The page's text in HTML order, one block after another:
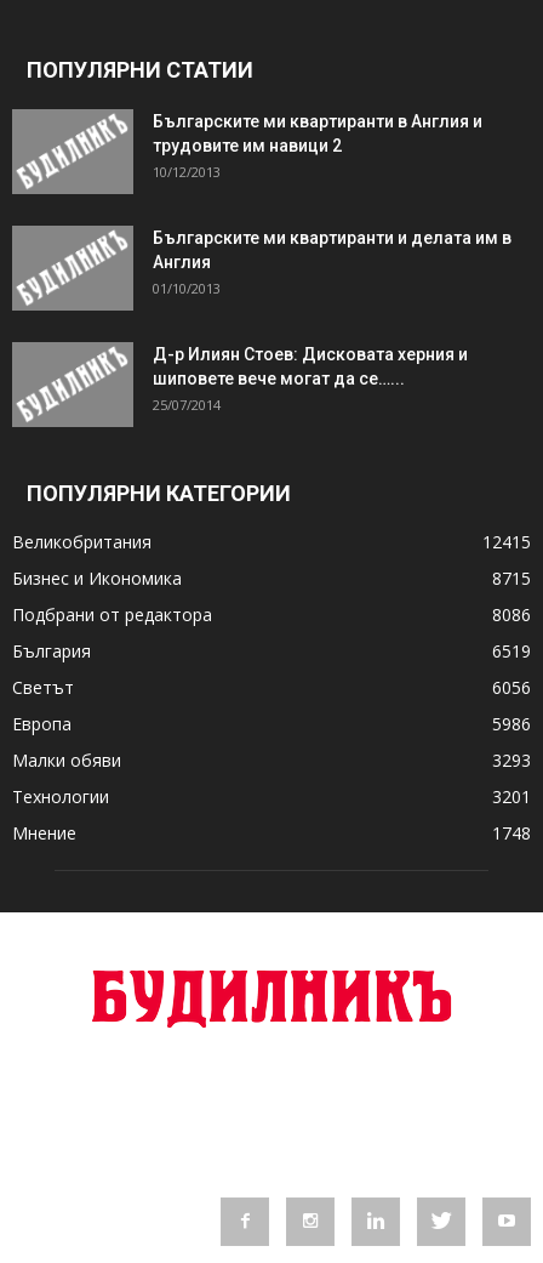
ПОПУЛЯРНИ СТАТИИ
Българските ми квартиранти в Англия и
трудовите им навици 2
10/12/2013
Българските ми квартиранти и делата им в
Англия
01/10/2013
Д-р Илиян Стоев: Дисковата херния и
шиповете вече могат да се…...
25/07/2014
ПОПУЛЯРНИ КАТЕГОРИИ
Великобритания
12415
Бизнес и Икономика
8715
Подбрани от редактора
8086
България
6519
Светът
6056
Европа
5986
Малки обяви
3293
Технологии
3201
Мнение
1748